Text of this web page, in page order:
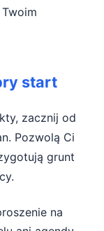
start
zacznij od
Pozwolą Ci
grunt
na